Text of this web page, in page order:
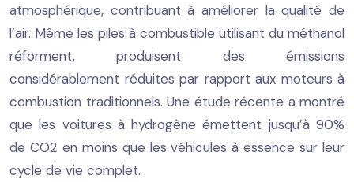
atmosphérique, contribuant à améliorer la qualité de
l’air. Même les piles à combustible utilisant du méthanol
réforment, produisent des émissions
considérablement réduites par rapport aux moteurs à
combustion traditionnels. Une étude récente a montré
que les voitures à hydrogène émettent jusqu’à 90%
de CO2 en moins que les véhicules à essence sur leur
cycle de vie complet.